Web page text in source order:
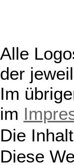
Alle
der
Im
im
Die
Diese